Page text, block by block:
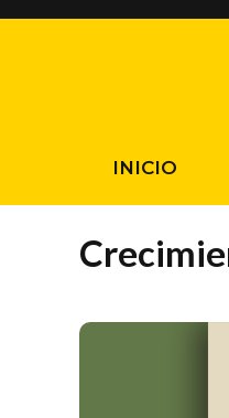
Saltar
INICIO